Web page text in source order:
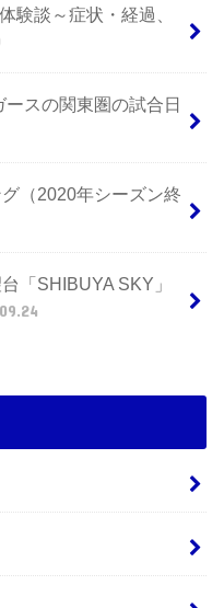
験談～症状・経過、
ースの関東圏の試合日
（2020年シーズン終
「SHIBUYA SKY」